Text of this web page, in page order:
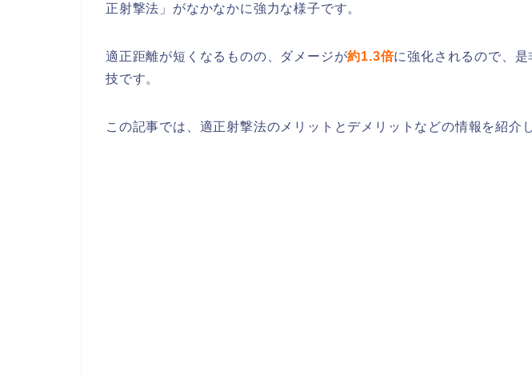
正射撃法」がなかなかに強力な様子です。
適正距離が短くなるものの、ダメージが約1.3倍に強化されるので、
技です。
この記事では、適正射撃法のメリットとデメリットなどの情報を紹介